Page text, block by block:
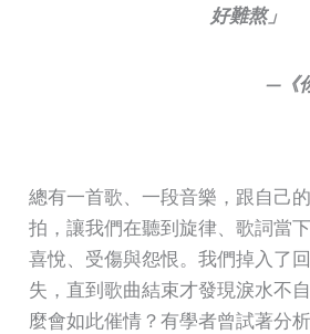
好難熬」
—《
總有一首歌、一段音樂，跟自己
拍，讓我們在聽到旋律、歌詞當
喜悅、受傷與怨恨。我們掉入了
失，直到歌曲結束才發現淚水不
麼會如此催情？有學者曾試著分析